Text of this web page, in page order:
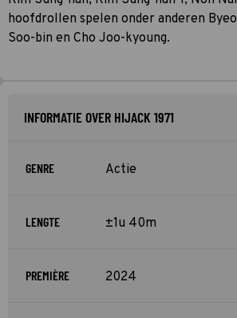
hoofdrollen spelen onder anderen
Soo-bin en Cho Joo-kyoung.
INFORMATIE OVER HIJACK 1971
GENRE Actie
LENGTE ±1u 40m
PREMIÈRE 2024